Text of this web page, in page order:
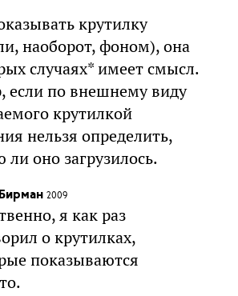
крутилку
наоборот, фоном), она
случаях* имеет смысл.
если по внешнему виду
крутилкой
нельзя определить,
ли оно загрузилось.
2009
я как раз
о крутилках,
показываются